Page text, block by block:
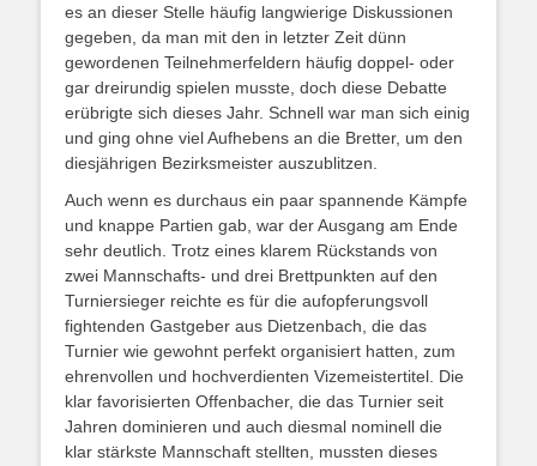
es an dieser Stelle häufig langwierige Diskussionen
gegeben, da man mit den in letzter Zeit dünn
gewordenen Teilnehmerfeldern häufig doppel- oder
gar dreirundig spielen musste, doch diese Debatte
erübrigte sich dieses Jahr. Schnell war man sich einig
und ging ohne viel Aufhebens an die Bretter, um den
diesjährigen Bezirksmeister auszublitzen.
Auch wenn es durchaus ein paar spannende Kämpfe
und knappe Partien gab, war der Ausgang am Ende
sehr deutlich. Trotz eines klarem Rückstands von
zwei Mannschafts- und drei Brettpunkten auf den
Turniersieger reichte es für die aufopferungsvoll
fightenden Gastgeber aus Dietzenbach, die das
Turnier wie gewohnt perfekt organisiert hatten, zum
ehrenvollen und hochverdienten Vizemeistertitel. Die
klar favorisierten Offenbacher, die das Turnier seit
Jahren dominieren und auch diesmal nominell die
klar stärkste Mannschaft stellten, mussten dieses